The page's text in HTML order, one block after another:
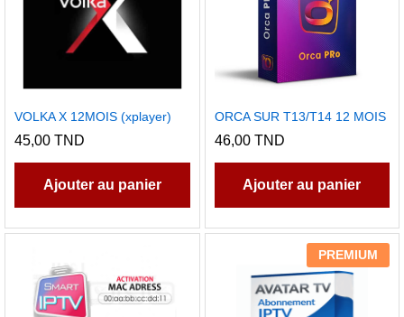
VOLKA X 12MOIS (xplayer)
45,00 TND
Ajouter au panier
ORCA SUR T13/T14 12 MOIS
46,00 TND
Ajouter au panier
PREMIUM